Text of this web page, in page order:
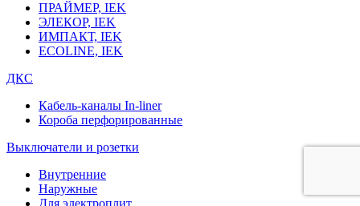
ПРАЙМЕР, IEK
ЭЛЕКОР, IEK
ИМПАКТ, IEK
ECOLINE, IEK
ДКС
Кабель-каналы In-liner
Короба перфорированные
Выключатели и розетки
Внутренние
Наружные
Для электроплит